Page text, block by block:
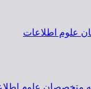
اطلاعات
متخصصان علوم